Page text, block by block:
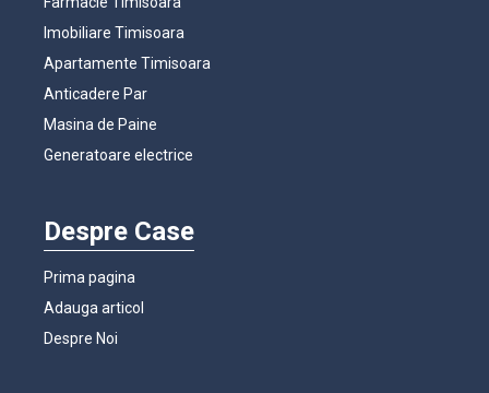
Imobiliare Timisoara
Apartamente Timisoara
Anticadere Par
Masina de Paine
Generatoare electrice
Despre Case
Prima pagina
Adauga articol
Despre Noi